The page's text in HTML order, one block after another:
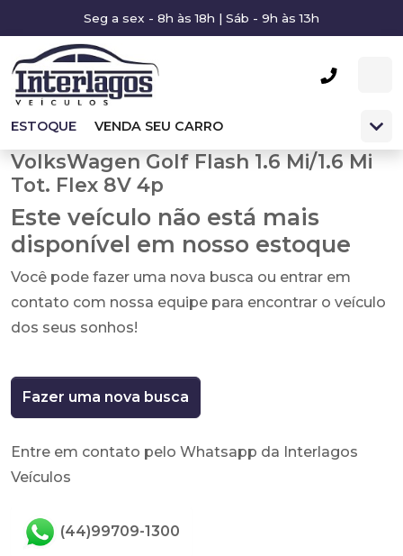
Seg a sex - 8h às 18h | Sáb - 9h às 13h
ESTOQUE VENDA SEU CARRO
VolksWagen Golf Flash 1.6 Mi/1.6 Mi
Tot. Flex 8V 4p
Este veículo não está mais
disponível em nosso estoque
Você pode fazer uma nova busca ou entrar em
contato com nossa equipe para encontrar o veículo
dos seus sonhos!
Fazer uma nova busca
Entre em contato pelo Whatsapp da Interlagos
Veículos
(44)99709-1300